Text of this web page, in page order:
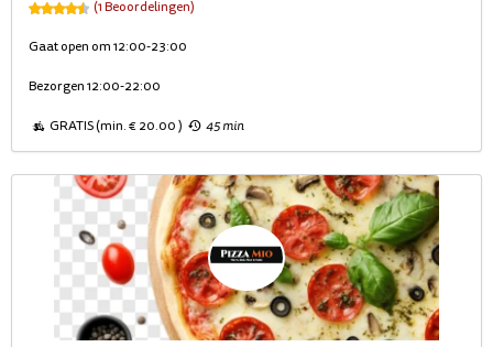
(1 Beoordelingen)
Gaat open om 12:00-23:00
Bezorgen 12:00-22:00
GRATIS (min. € 20.00 ) 45 min